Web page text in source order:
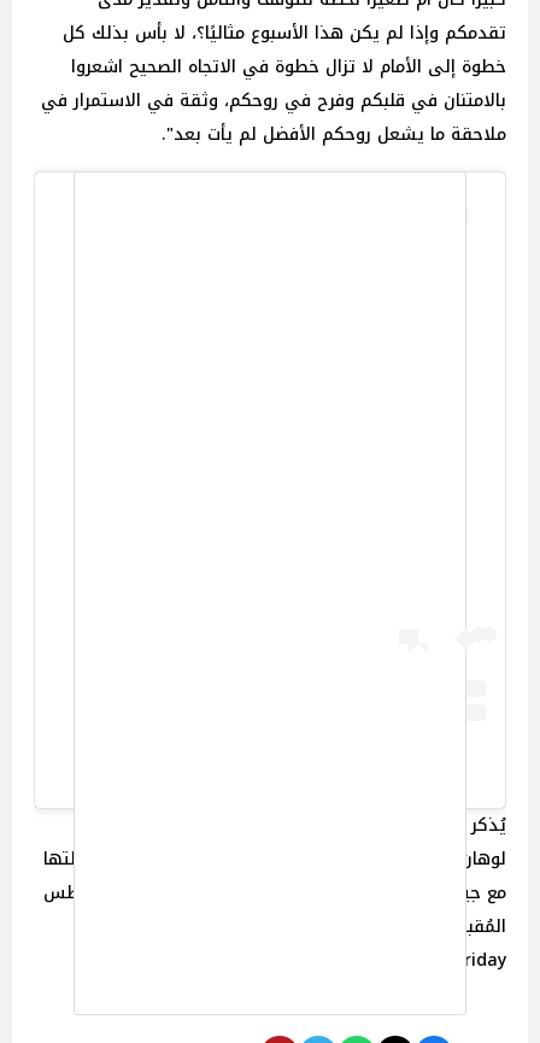
تقدمكم وإذا لم يكن هذا الأسبوع مثاليًا؟، لا بأس بذلك كل
خطوة إلى الأمام لا تزال خطوة في الاتجاه الصحيح اشعروا
بالامتنان في قلبكم وفرح في روحكم، وثقة في الاستمرار في
ملاحقة ما يشعل روحكم الأفضل لم يأت بعد".
يُذكر أنه على الصعيد الفني لـ الممثلة الأمريكية ليندسي
لوهان تنتظر عرض فيلمها الجديد “Freaky Friday 2” بطولتها
مع جيمي لي كيرتس المُقرر عرضه بالسينمات في 8 أغسطس
Friday” الذي قدمته لوهان و لي كرتيس في عام 2006.